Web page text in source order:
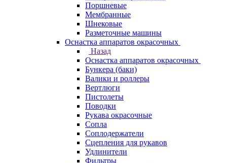
Поршневые
Мембранные
Шнековые
Разметочные машины
Оснастка аппаратов окрасочных
Назад
Оснастка аппаратов окрасочных
Бункера (баки)
Валики и роллеры
Вертлюги
Пистолеты
Поводки
Рукава окрасочные
Сопла
Соплодержатели
Сцепления для рукавов
Удлинители
Фильтры